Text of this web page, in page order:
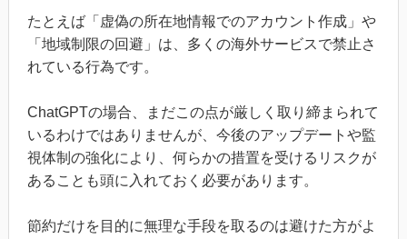
たとえば「虚偽の所在地情報でのアカウント作成」や
「地域制限の回避」は、多くの海外サービスで禁止さ
れている行為です。
ChatGPTの場合、まだこの点が厳しく取り締まられて
いるわけではありませんが、今後のアップデートや監
視体制の強化により、何らかの措置を受けるリスクが
あることも頭に入れておく必要があります。
節約だけを目的に無理な手段を取るのは避けた方がよ